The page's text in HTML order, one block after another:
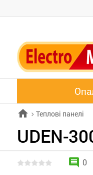
home chevron_right Теплові панелі
UDEN-
comment 0